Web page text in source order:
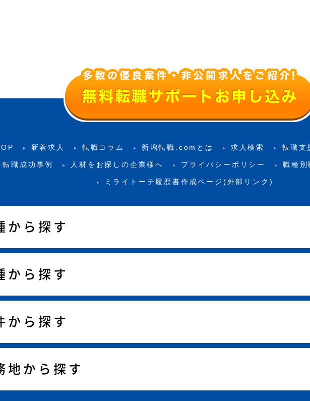
新着求人 転職コラム 新潟転職.comとは 求人検索 転職支
転職成功事例 人材をお探しの企業様へ プライバシーポリシー 職種別
ミライトーチ履歴書作成ページ(外部リンク)
から探す
から探す
から探す
地から探す